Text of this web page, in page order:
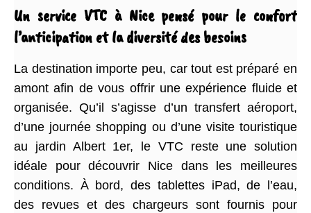
Un service VTC à Nice pensé pour le confort
l’anticipation et la diversité des besoins
La destination importe peu, car tout est préparé en
amont afin de vous offrir une expérience fluide et
organisée. Qu’il s’agisse d’un transfert aéroport,
d’une journée shopping ou d’une visite touristique
au jardin Albert 1er, le VTC reste une solution
idéale pour découvrir Nice dans les meilleures
conditions. À bord, des tablettes iPad, de l’eau,
des revues et des chargeurs sont fournis pour